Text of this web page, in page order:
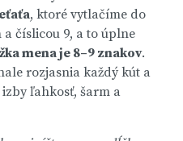
, ktoré vytlačíme do
číslicou 9, a to úplne
mena je 8–9 znakov.
rozjasnia každý kút a
ľahkosť, šarm a